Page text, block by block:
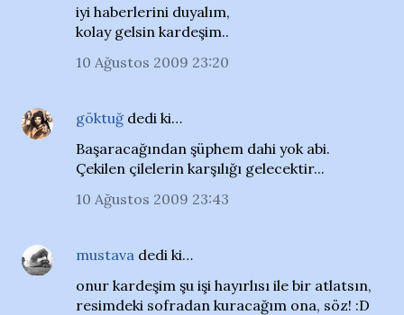
iyi haberlerini duyalım,
kolay gelsin kardeşim..
10 Ağustos 2009 23:20
göktuğ dedi ki…
Başaracağından şüphem dahi yok abi.
Çekilen çilelerin karşılığı gelecektir...
10 Ağustos 2009 23:43
mustava dedi ki…
onur kardeşim şu işi hayırlısı ile bir atlatsın,
resimdeki sofradan kuracağım ona, söz! :D